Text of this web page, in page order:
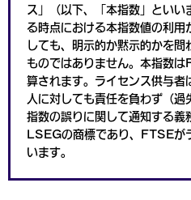
ス」（以下、「本指数」とい
る時点における本指数値の利用
しても、明示的か黙示的かを問
ものではありません。本指数
算されます。ライセンス供与者
人に対しても責任を負わず（
指数の誤りに関して通知する
LSEGの商標であり、FTSEが
います。